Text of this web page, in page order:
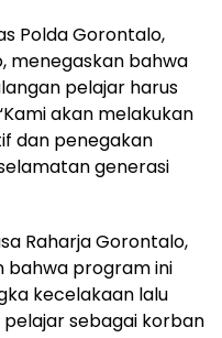
Polda Gorontalo,
menegaskan bahwa
pelajar harus
akan melakukan
dan penegakan
generasi
Raharja Gorontalo,
bahwa program ini
kecelakaan lalu
sebagai korban